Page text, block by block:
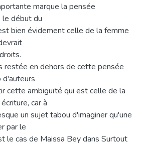
marque la pensée
le début du
bien évidement celle de la femme
restée en dehors de cette pensée
d'auteurs
cette ambiguïté qui est celle de la
car à
un sujet tabou d'imaginer qu'une
par le
le cas de Maissa Bey dans Surtout